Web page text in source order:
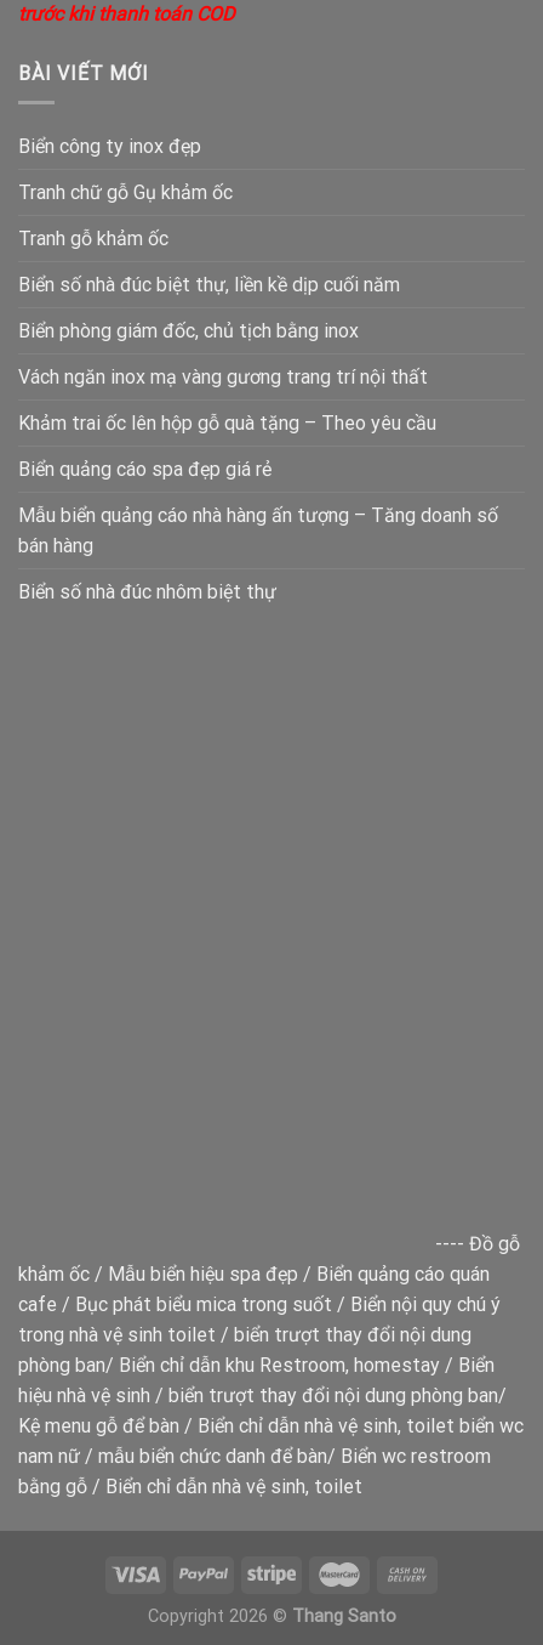
trước khi thanh toán COD
BÀI VIẾT MỚI
Biển công ty inox đẹp
Tranh chữ gỗ Gụ khảm ốc
Tranh gỗ khảm ốc
Biển số nhà đúc biệt thự, liền kề dịp cuối năm
Biển phòng giám đốc, chủ tịch bằng inox
Vách ngăn inox mạ vàng gương trang trí nội thất
Khảm trai ốc lên hộp gỗ quà tặng – Theo yêu cầu
Biển quảng cáo spa đẹp giá rẻ
Mẫu biển quảng cáo nhà hàng ấn tượng – Tăng doanh số
bán hàng
Biển số nhà đúc nhôm biệt thự
---- Đồ gỗ
khảm ốc / Mẫu biển hiệu spa đẹp / Biển quảng cáo quán
cafe / Bục phát biểu mica trong suốt / Biển nội quy chú ý
trong nhà vệ sinh toilet / biển trượt thay đổi nội dung
phòng ban/ Biển chỉ dẫn khu Restroom, homestay / Biển
hiệu nhà vệ sinh / biển trượt thay đổi nội dung phòng ban/
Kệ menu gỗ để bàn / Biển chỉ dẫn nhà vệ sinh, toilet biển wc
nam nữ / mẫu biển chức danh để bàn/ Biển wc restroom
bằng gỗ / Biển chỉ dẫn nhà vệ sinh, toilet
Copyright 2026 © Thang Santo